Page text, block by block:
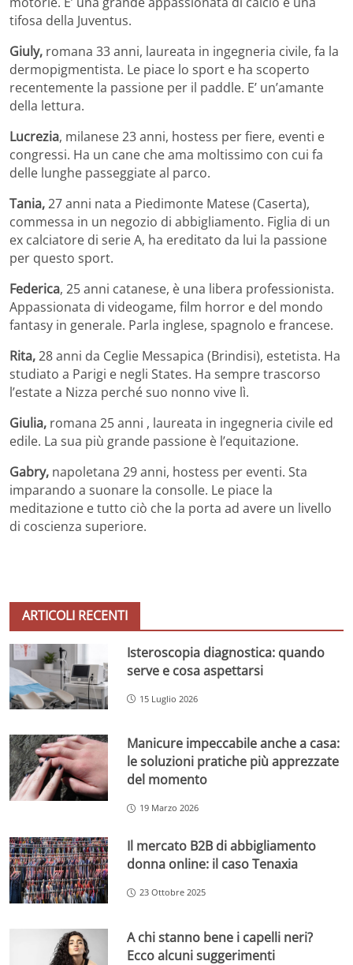
tifosa della Juventus.
Giuly, romana 33 anni, laureata in ingegneria civile, fa la
dermopigmentista. Le piace lo sport e ha scoperto
recentemente la passione per il paddle. E’ un’amante
della lettura.
Lucrezia, milanese 23 anni, hostess per fiere, eventi e
congressi. Ha un cane che ama moltissimo con cui fa
delle lunghe passeggiate al parco.
Tania,27 anni nata a Piedimonte Matese (Caserta),
commessa in un negozio di abbigliamento. Figlia di un
ex calciatore di serie A, ha ereditato da lui la passione
per questo sport.
Federica, 25 anni catanese, è una libera professionista.
Appassionata di videogame, film horror e del mondo
fantasy in generale. Parla inglese, spagnolo e francese.
Rita,28 anni da Ceglie Messapica (Brindisi), estetista. Ha
studiato a Parigi e negli States. Ha sempre trascorso
l’estate a Nizza perché suo nonno vive lì.
Giulia, romana 25 anni , laureata in ingegneria civile ed
edile. La sua più grande passione è l’equitazione.
Gabry, napoletana 29 anni, hostess per eventi. Sta
imparando a suonare la consolle. Le piace la
meditazione e tutto ciò che la porta ad avere un livello
di coscienza superiore.
ARTICOLI RECENTI
Isteroscopia diagnostica: quando
serve e cosa aspettarsi
15 Luglio 2026
Manicure impeccabile anche a casa:
le soluzioni pratiche più apprezzate
del momento
19 Marzo 2026
Il mercato B2B di abbigliamento
donna online: il caso Tenaxia
23 Ottobre 2025
A chi stanno bene i capelli neri?
Ecco alcuni suggerimenti